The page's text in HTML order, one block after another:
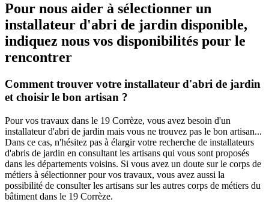
Pour nous aider à sélectionner un
installateur d'abri de jardin disponible,
indiquez nous vos disponibilités pour le
rencontrer
Comment trouver votre installateur d'abri de jardin
et choisir le bon artisan ?
Pour vos travaux dans le 19 Corrèze, vous avez besoin d'un
installateur d'abri de jardin mais vous ne trouvez pas le bon artisan...
Dans ce cas, n'hésitez pas à élargir votre recherche de installateurs
d'abris de jardin en consultant les artisans qui vous sont proposés
dans les départements voisins. Si vous avez un doute sur le corps de
métiers à sélectionner pour vos travaux, vous avez aussi la
possibilité de consulter les artisans sur les autres corps de métiers du
bâtiment dans le 19 Corrèze.